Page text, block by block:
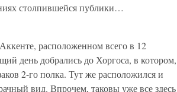
столпившейся публики…
расположенном всего в 12
день добрались до Хоргоса, в котором,
2-го полка. Тут же расположился и
вид. Впрочем, таковы уже все здесь